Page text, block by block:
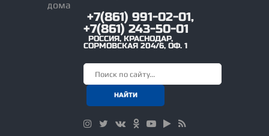
+7(861) 991-02-01,
+7(861) 243-50-01
РОССИЯ,КРАСНОДАР,
СОРМОВСКАЯ 204/6, ОФ. 1